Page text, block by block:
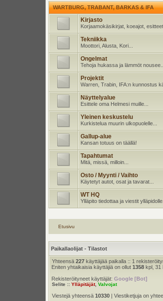
WARTBURG, TRABANT, BARKAS & IFA
Kirjasto
Korjaamokäsikirjat, koeajot,
Tekniikka
Moottori, Alusta, Kori...
Ongelmat
Tehoja hukassa ja lämmöt nousee...
Projektit
Warren, Trabin, IFA:n kunnostus
Näyttelyalue
Esittele oma Helmesi muille...
Yleinen keskustelu
Kurkistelua muurin ulkopuolelle...
Gallup-alue
Kansan totuus on täällä!
Tapahtumat
Mitä, missä, milloin...
Osto / Myynti / Vaihto
Käytetyt autot, osat ja tavarat...
WT HQ
Ylläpito tiedottaa ja viestit
Etusivu
Paikallaolijat - Tilastot
Yhteensä227 käyttäjää paikalla :: 1
Eniten yhtaikaisia käyttäjiä on ollut1358 kpl, 31
Rekisteröityneet käyttäjät:Google [Bot]
Selite ::Ylläpitäjät,Valvojat
Viestejä yhteensä10330 | Viestiketjuja on